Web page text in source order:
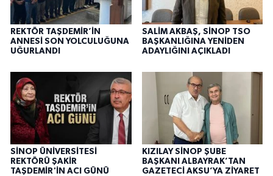
REKTÖR TAŞDEMİR’İN
ANNESİ SON YOLCULUĞUNA
UĞURLANDI
SALİM AKBAŞ, SİNOP TSO
BAŞKANLIĞINA YENİDEN
ADAYLIĞINI AÇIKLADI
SİNOP ÜNİVERSİTESİ
REKTÖRÜ ŞAKİR
TAŞDEMİR'İN ACI GÜNÜ
KIZILAY SİNOP ŞUBE
BAŞKANI ALBAYRAK’TAN
GAZETECİ AKSU’YA ZİYARET